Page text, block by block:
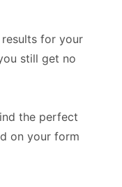
7
1
12
for your
still get no
the perfect
on your form